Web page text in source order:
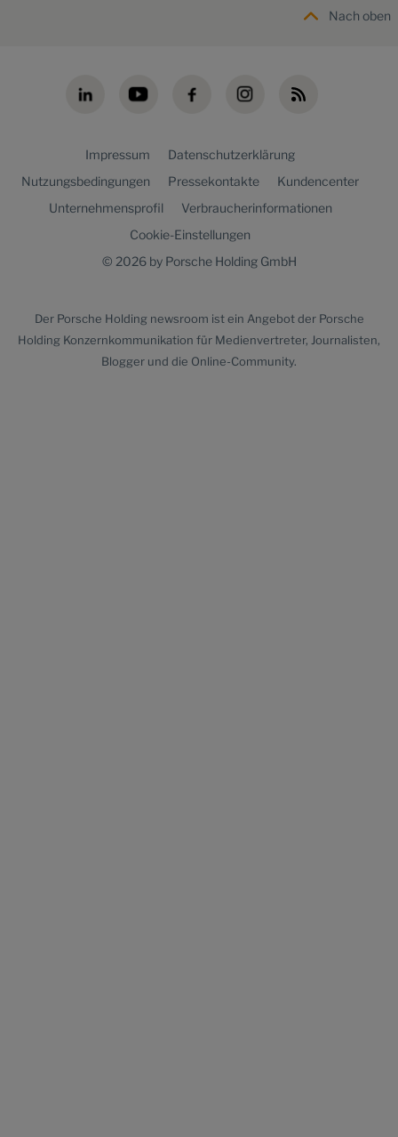
Nach oben
Impressum
Datenschutzerklärung
Nutzungsbedingungen
Pressekontakte
Kundencenter
Unternehmensprofil
Verbraucherinformationen
Cookie-Einstellungen
© 2026 by Porsche Holding GmbH
Der Porsche Holding newsroom ist ein Angebot der Porsche
Holding Konzernkommunikation für Medienvertreter, Journalisten,
Blogger und die Online-Community.